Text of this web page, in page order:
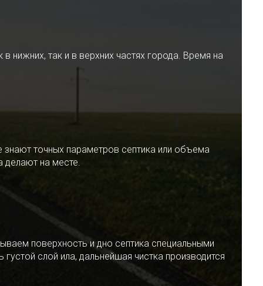
так и в верхних частях города. Время на
точных параметров септика или объема
делают на месте.
поверхность и дно септика специальными
слой ила, дальнейшая чистка производится